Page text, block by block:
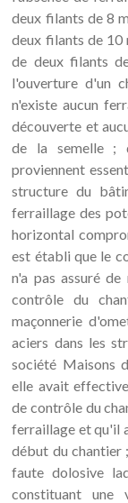
deux filants de 8
deux filants de 10
de deux filants
l'ouverture d'un
n'existe aucun
découverte et
de la semelle ;
proviennent
structure du
ferraillage des
horizontal
est établi que le
n'a pas assuré
contrôle du
maçonnerie
aciers dans les
société Maisons
elle avait
de contrôle du
ferraillage et qu'il
début du chantier
faute dolosive
constituant une